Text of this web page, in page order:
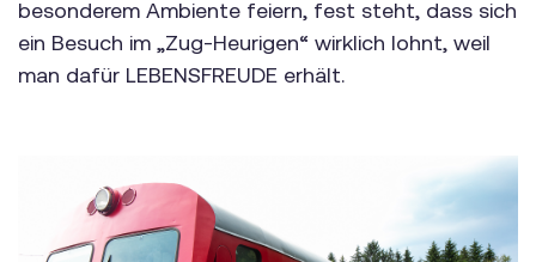
besonderem Ambiente feiern, fest steht, dass sich
ein Besuch im „Zug-Heurigen“ wirklich lohnt, weil
man dafür LEBENSFREUDE erhält.